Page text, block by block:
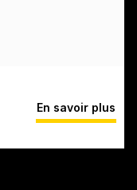
En savoir plus